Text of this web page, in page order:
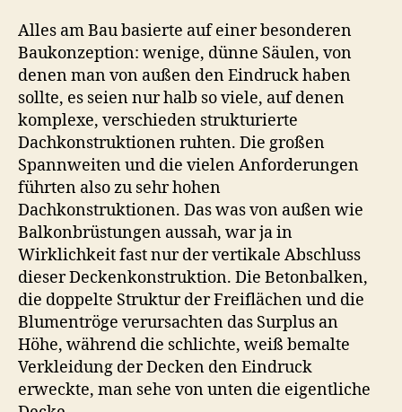
Alles am Bau basierte auf einer besonderen
Baukonzeption: wenige, dünne Säulen, von
denen man von außen den Eindruck haben
sollte, es seien nur halb so viele, auf denen
komplexe, verschieden strukturierte
Dachkonstruktionen ruhten. Die großen
Spannweiten und die vielen Anforderungen
führten also zu sehr hohen
Dachkonstruktionen. Das was von außen wie
Balkonbrüstungen aussah, war ja in
Wirklichkeit fast nur der vertikale Abschluss
dieser Deckenkonstruktion. Die Betonbalken,
die doppelte Struktur der Freiflächen und die
Blumentröge verursachten das Surplus an
Höhe, während die schlichte, weiß bemalte
Verkleidung der Decken den Eindruck
erweckte, man sehe von unten die eigentliche